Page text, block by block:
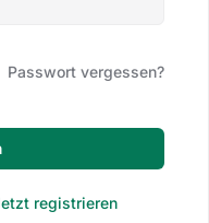
Passwort vergessen?
registrieren